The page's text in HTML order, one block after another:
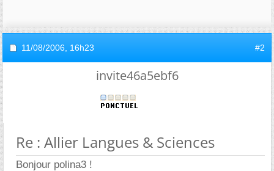
11/08/2006, 16h23 #2
invite46a5ebf6
Re : Allier Langues & Sciences
Bonjour polina3 !